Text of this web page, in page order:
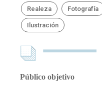
Realeza Fotografía
Ilustración
Público objetivo